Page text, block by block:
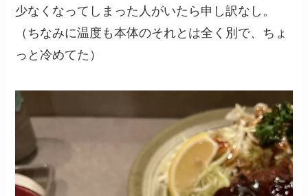
少なくなってしまった人がいたら申し訳なし。
（ちなみに温度も本体のそれとは全く別で、ちょ
っと冷めてた）